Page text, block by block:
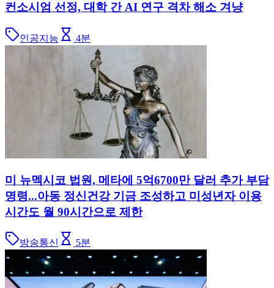
컨소시엄 선정, 대학 간 AI 연구 격차 해소 겨냥
인공지능 4분
미 뉴멕시코 법원, 메타에 5억6700만 달러 추가 부담
명령...아동 정신건강 기금 조성하고 미성년자 이용
시간도 월 90시간으로 제한
방송통신 5분